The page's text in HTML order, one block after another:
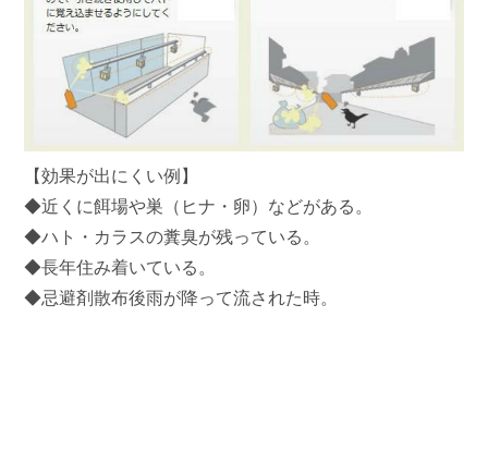
【効果が出にくい例】
◆近くに餌場や巣（ヒナ・卵）などがある。
◆ハト・カラスの糞臭が残っている。
◆長年住み着いている。
◆忌避剤散布後雨が降って流された時。